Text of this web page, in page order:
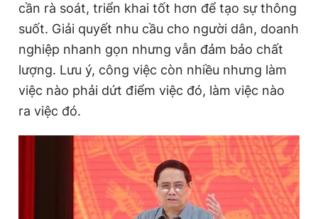
cần rà soát, triển khai tốt hơn để tạo sự thông
suốt. Giải quyết nhu cầu cho người dân, doanh
nghiệp nhanh gọn nhưng vẫn đảm bảo chất
lượng. Lưu ý, công việc còn nhiều nhưng làm
việc nào phải dứt điểm việc đó, làm việc nào
ra việc đó.